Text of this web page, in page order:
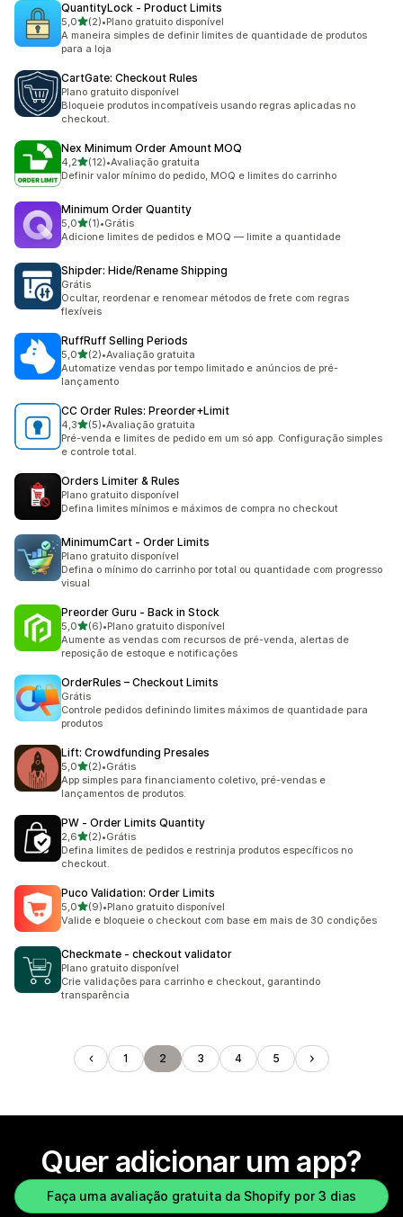
QuantityLock ‑ Product Limits
5,0de 5 estrelas
(2)
2 avaliações ao todo
•Plano gratuito disponível
A maneira simples de definir limites de quantidade de produtos
para a loja
CartGate: Checkout Rules
Plano gratuito disponível
Bloqueie produtos incompatíveis usando regras aplicadas no
checkout.
Nex Minimum Order Amount MOQ
4,2de 5 estrelas
(12)
12 avaliações ao todo
•Avaliação gratuita
Definir valor mínimo do pedido, MOQ e limites do carrinho
Minimum Order Quantity
5,0de 5 estrelas
(1)
1 avaliações ao todo
•Grátis
Adicione limites de pedidos e MOQ — limite a quantidade
Shipder: Hide/Rename Shipping
Grátis
Ocultar, reordenar e renomear métodos de frete com regras
flexíveis
RuffRuff Selling Periods
5,0de 5 estrelas
(2)
2 avaliações ao todo
•Avaliação gratuita
Automatize vendas por tempo limitado e anúncios de pré-
lançamento
CC Order Rules: Preorder+Limit
4,3de 5 estrelas
(5)
5 avaliações ao todo
•Avaliação gratuita
Pré-venda e limites de pedido em um só app. Configuração simples
e controle total.
Orders Limiter & Rules
Plano gratuito disponível
Defina limites mínimos e máximos de compra no checkout
MinimumCart ‑ Order Limits
Plano gratuito disponível
Defina o mínimo do carrinho por total ou quantidade com progresso
visual
Preorder Guru ‑ Back in Stock
5,0de 5 estrelas
(6)
6 avaliações ao todo
•Plano gratuito disponível
Aumente as vendas com recursos de pré-venda, alertas de
reposição de estoque e notificações
OrderRules – Checkout Limits
Grátis
Controle pedidos definindo limites máximos de quantidade para
produtos
Lift: Crowdfunding Presales
5,0de 5 estrelas
(2)
2 avaliações ao todo
•Grátis
App simples para financiamento coletivo, pré-vendas e
lançamentos de produtos.
PW ‑ Order Limits Quantity
2,6de 5 estrelas
(2)
2 avaliações ao todo
•Grátis
Defina limites de pedidos e restrinja produtos específicos no
checkout.
Puco Validation: Order Limits
5,0de 5 estrelas
(9)
9 avaliações ao todo
•Plano gratuito disponível
Valide e bloqueie o checkout com base em mais de 30 condições
Checkmate ‑ checkout validator
Plano gratuito disponível
Crie validações para carrinho e checkout, garantindo
transparência
1 2 3 4 5
Quer adicionar um app?
Faça uma avaliação gratuita da Shopify por 3 dias